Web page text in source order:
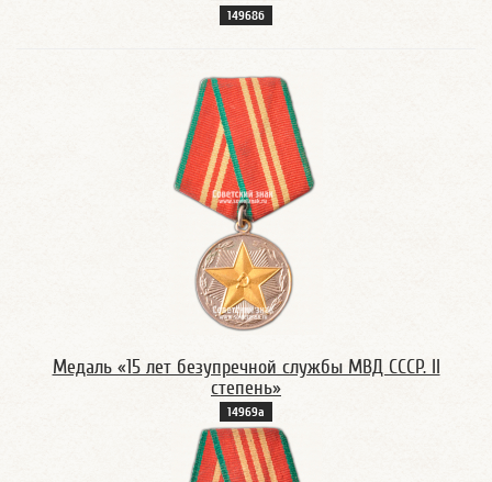
14968б
Медаль «15 лет безупречной службы МВД CССР. II
степень»
14969а